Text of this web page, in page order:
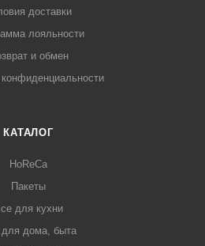
доставки
лояльности
и обмен
КАТАЛОГ
HoReCa
Пакеты
для кухни
для дома, быта